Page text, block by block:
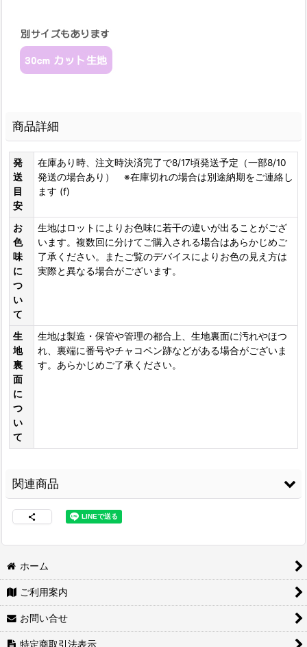
商品詳細
発
送
目
安
在庫あり時、注文時決済完了で8/17頃発送予定（一部8/10
発送の場合あり） ※在庫切れの場合は別途納期をご連絡し
ます (f)
お
色
味
に
つ
い
て
生地はロットによりお色味に若干の違いが出ることがござ
います。複数回に分けてご購入される場合はあらかじめご
了承ください。またご覧のデバイスによりお色の見え方は
実際と異なる場合がございます。
生
地
裏
面
に
つ
い
て
生地は製造・保管や管理の都合上、生地裏面に汚れやほつ
れ、裏端に番号やチャコペン跡などがある場合がございま
す。あらかじめご了承ください。
関連商品
ヤー170ml 皮革・布
の接着に最適
CLEAR170]
ホーム
ご利用案内
お問い合せ
特定商取引法表示